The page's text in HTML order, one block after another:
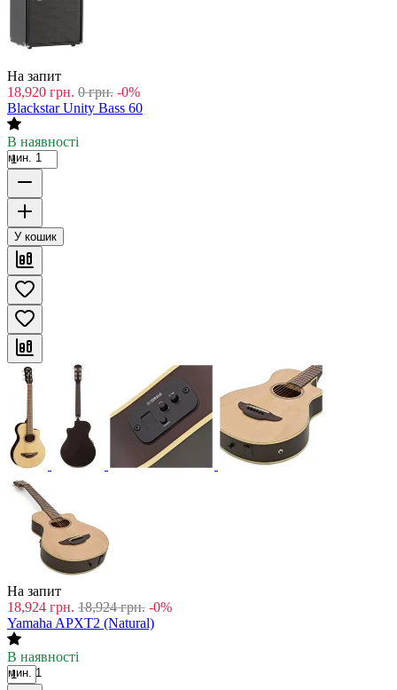
На запит
18,920 грн. 0 грн. -0%
Blackstar Unity Bass 60
В наявності
мин. 1
У кошик
На запит
18,924 грн. 18,924 грн. -0%
Yamaha APXT2 (Natural)
В наявності
мин. 1